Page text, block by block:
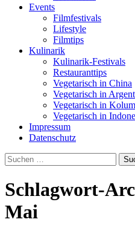
Events
Filmfestivals
Lifestyle
Filmtips
Kulinarik
Kulinarik-Festivals
Restauranttips
Vegetarisch in China
Vegetarisch in
Vegetarisch in
Vegetarisch in
Impressum
Datenschutz
Suchen
nach:
Schlagwort-
Mai